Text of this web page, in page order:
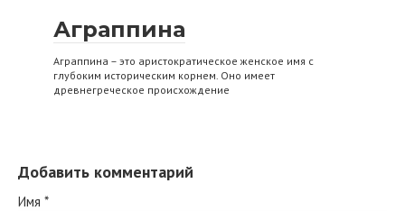
Аграппина
Аграппина – это аристократическое женское имя с
глубоким историческим корнем. Оно имеет
древнегреческое происхождение
Добавить комментарий
Имя *